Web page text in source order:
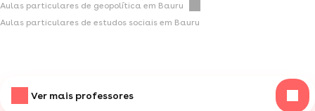
Aulas particulares de geopolítica em Bauru
Aulas particulares de estudos sociais em Bauru
Ver mais professores